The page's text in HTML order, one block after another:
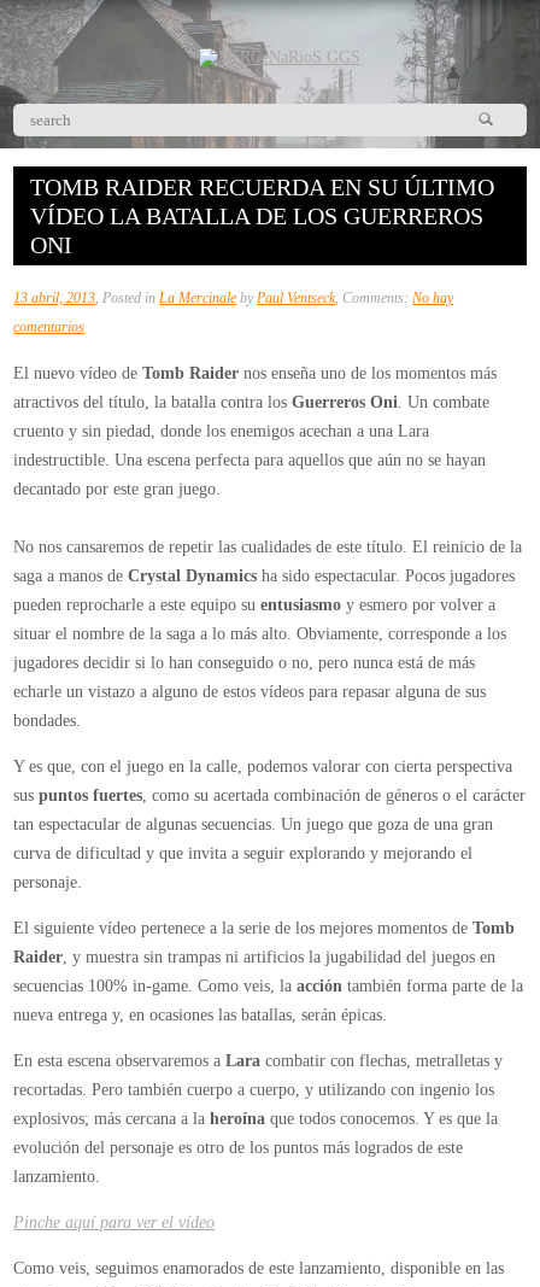
TOMB RAIDER RECUERDA EN SU ÚLTIMO
VÍDEO LA BATALLA DE LOS GUERREROS
ONI
13 abril, 2013, Posted inLa Mercinale byPaul Ventseck, Comments:No hay
comentariosen
Raider
recuerda
en
su
último
la
batalla
de
los
Guerreros
Oni
El nuevo vídeo deTomb Raider nos enseña uno de los momentos más
atractivos del título, la batalla contra losGuerreros Oni. Un combate
cruento y sin piedad, donde los enemigos acechan a una Lara
indestructible. Una escena perfecta para aquellos que aún no se hayan
decantado por este gran juego.
No nos cansaremos de repetir las cualidades de este título. El reinicio de la
saga a manos deCrystal Dynamics ha sido espectacular. Pocos jugadores
pueden reprocharle a este equipo suentusiasmo y esmero por volver a
situar el nombre de la saga a lo más alto. Obviamente, corresponde a los
jugadores decidir si lo han conseguido o no, pero nunca está de más
echarle un vistazo a alguno de estos vídeos para repasar alguna de sus
bondades.
Y es que, con el juego en la calle, podemos valorar con cierta perspectiva
suspuntos fuertes, como su acertada combinación de géneros o el carácter
tan espectacular de algunas secuencias. Un juego que goza de una gran
curva de dificultad y que invita a seguir explorando y mejorando el
personaje.
El siguiente vídeo pertenece a la serie de los mejores momentos deTomb
Raider, y muestra sin trampas ni artificios la jugabilidad del juegos en
secuencias 100% in-game. Como veis, laacción también forma parte de la
nueva entrega y, en ocasiones las batallas, serán épicas.
En esta escena observaremos aLara combatir con flechas, metralletas y
recortadas. Pero también cuerpo a cuerpo, y utilizando con ingenio los
explosivos; más cercana a laheroína que todos conocemos. Y es que la
evolución del personaje es otro de los puntos más logrados de este
lanzamiento.
Pinche aquí para ver el vídeo
Como veis, seguimos enamorados de este lanzamiento, disponible en las